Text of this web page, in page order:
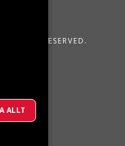
RIGHTS RESERVED.
ALLT